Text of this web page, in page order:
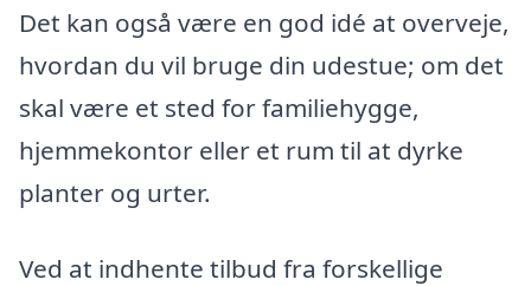
Det kan også være en god idé at overveje,
hvordan du vil bruge din udestue; om det
skal være et sted for familiehygge,
hjemmekontor eller et rum til at dyrke
planter og urter.
Ved at indhente tilbud fra forskellige